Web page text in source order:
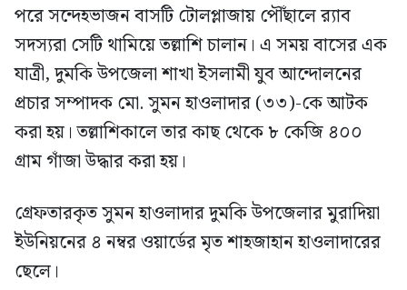
পরে সন্দেহভাজন বাসটি টোলপ্লাজায় পৌঁছালে র‍্যাব
সদস্যরা সেটি থামিয়ে তল্লাশি চালান। এ সময় বাসের এক
যাত্রী, দুমকি উপজেলা শাখা ইসলামী যুব আন্দোলনের
প্রচার সম্পাদক মো. সুমন হাওলাদার (৩৩)-কে আটক
করা হয়। তল্লাশিকালে তার কাছ থেকে ৮ কেজি ৪০০
গ্রাম গাঁজা উদ্ধার করা হয়।
গ্রেফতারকৃত সুমন হাওলাদার দুমকি উপজেলার মুরাদিয়া
ইউনিয়নের ৪ নম্বর ওয়ার্ডের মৃত শাহজাহান হাওলাদারের
ছেলে।